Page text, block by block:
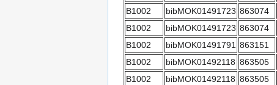
B1002
bibMOK01491723 863074
B1002
bibMOK01491723 863074
B1002
bibMOK01491791 863151
B1002
bibMOK01492118 863505
B1002
bibMOK01492118 863505